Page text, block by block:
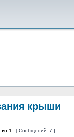
крыши
из 1 [ Сообщений: 7 ]